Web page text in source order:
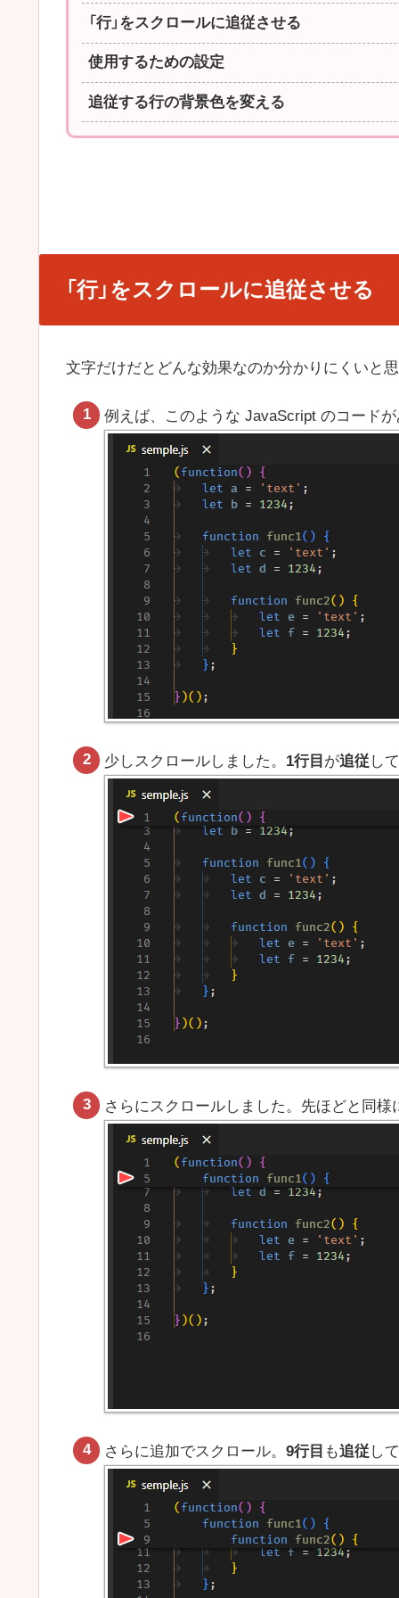
「行」をスクロールに追従させる
使用するための設定
追従する行の背景色を変える
「行」をスクロールに追従させる
文字だけだとどんな効果なのか分かりにくいと
例えば、このような JavaScript のコード
少しスクロールしました。 1行目 が追従 し
さらにスクロールしました。先ほどと同様
さらに追加でスクロール。9行目 も追従 し